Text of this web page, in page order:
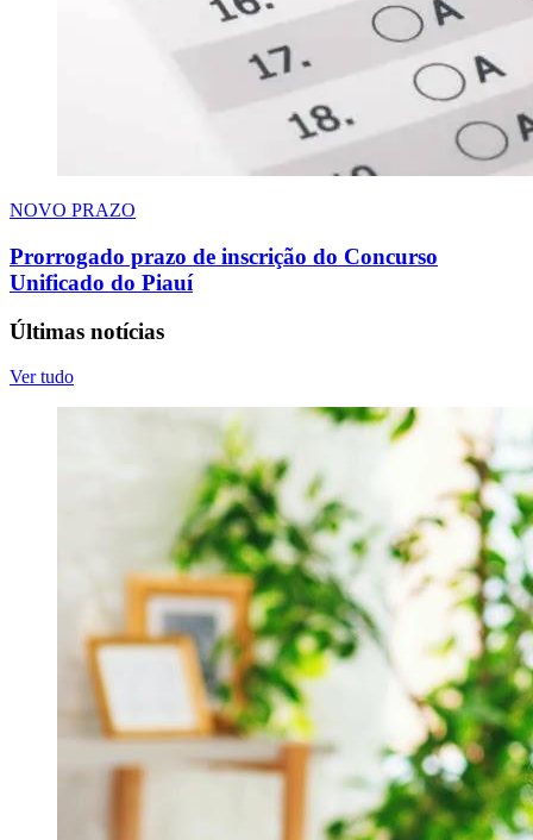
NOVO PRAZO
Prorrogado prazo de inscrição do Concurso
Unificado do Piauí
Últimas notícias
Ver tudo